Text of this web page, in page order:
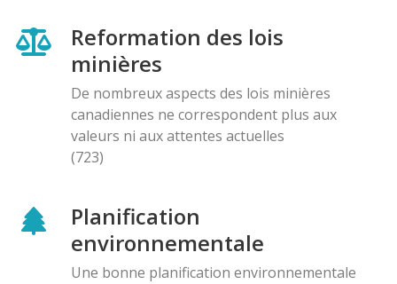
Reformation des lois
minières
De nombreux aspects des lois minières
canadiennes ne correspondent plus aux
valeurs ni aux attentes actuelles
(723)
Planification
environnementale
Une bonne planification environnementale